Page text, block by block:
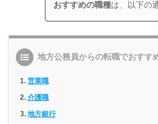
おすすめの職種は、以下の
地方公務員からの転職でおすす
営業職
介護職
地方銀行